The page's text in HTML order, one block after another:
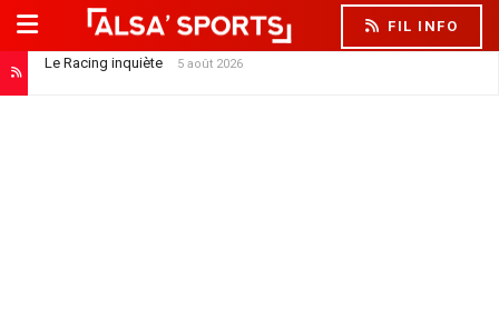
FIL INFO
Le Racing inquiète 5 août 2026